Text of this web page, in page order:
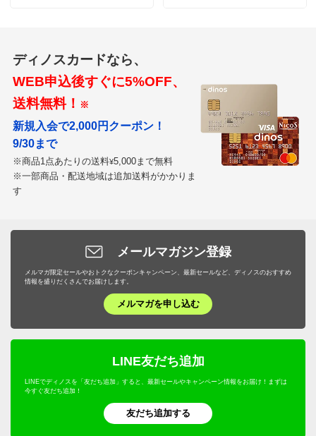
ディノスカードなら、
WEB申込後すぐに5%OFF、
送料無料！ ※
新規入会で2,000円クーポン！
9/30まで
※商品1点あたりの送料¥5,000まで無料
※一部商品・配送地域は追加送料がかかりま
す
メールマガジン登録
メルマガ限定セールやおトクなクーポンキャンペーン、最新セールなど、ディノスのおすすめ
情報を盛りだくさんでお届けします。
メルマガを申し込む
LINE友だち追加
LINEでディノスを「友だち追加」すると、最新セールやキャンペーン情報をお届け！まずは
今すぐ友だち追加！
友だち追加する